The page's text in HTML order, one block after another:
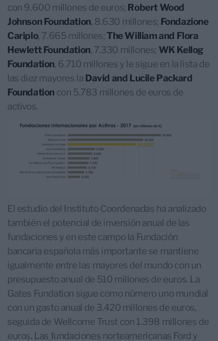
con 9.600 millones de euros; Robert Wood
Johnson Foundation, 8.630 millones; Fondazione
Cariplo, 7.665 millones;The William and Flora
Hewlett Foundation, 7.330 millones; WK Kellog
Foundation, 6.710 millones y le sigue en la lista de
las diez mayores la David and Lucile Packard
Foundation con 5.783 millones de euros de
activos.
El estudio del Instituto Coordenadas ha analizado
también el potencial de inversión anual de las
fundaciones y en este campo la Fundación
bancaria española más importante se mantiene
igualmente entre las mayores del mundo con un
presupuesto anual de 510 millones de euros. La
Gates Fundation sigue como número uno mundial
con un gasto anual de 3.420 millones de euros,
seguida de Wellcome Trust con 1.398 millones de
euros. Las fundaciones norteamericanas Ford y